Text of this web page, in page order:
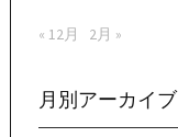
« 12月 2月 »
月別アーカイブ